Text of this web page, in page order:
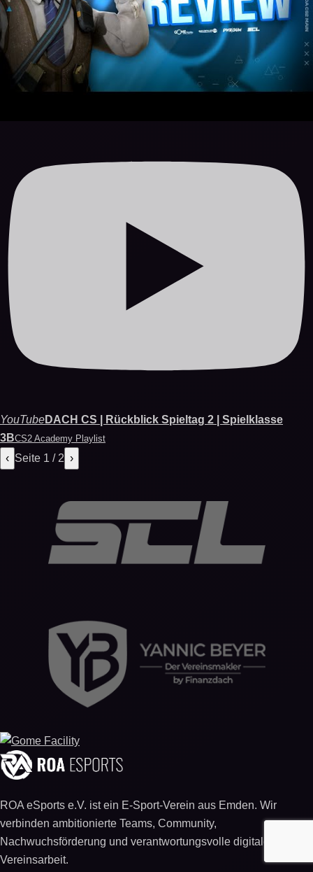
YouTubeDACH CS | Rückblick Spieltag 2 | Spielklasse
3BCS2 Academy Playlist
‹ Seite 1 / 2 ›
ROA eSports e.V. ist ein E-Sport-Verein aus Emden. Wir
verbinden ambitionierte Teams, Community,
Nachwuchsförderung und verantwortungsvolle digitale
Vereinsarbeit.